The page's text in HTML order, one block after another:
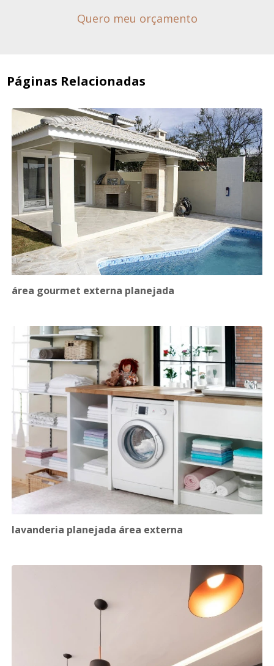
Quero meu orçamento
Páginas Relacionadas
área gourmet externa planejada
lavanderia planejada área externa